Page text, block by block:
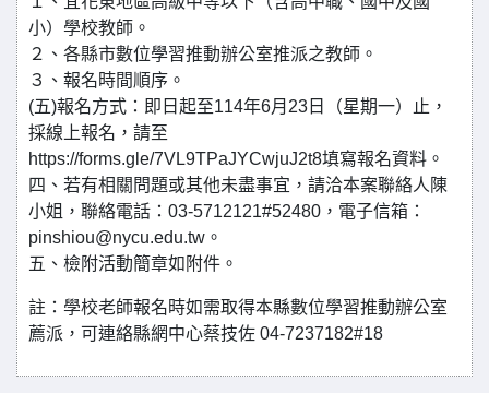
小）學校教師。
２、各縣市數位學習推動辦公室推派之教師。
３、報名時間順序。
(五)報名方式：即日起至114年6月23日（星期一）止，
採線上報名，請至
https://forms.gle/7VL9TPaJYCwjuJ2t8填寫報名資料。
四、若有相關問題或其他未盡事宜，請洽本案聯絡人陳
小姐，聯絡電話：03-5712121#52480，電子信箱：
pinshiou@nycu.edu.tw。
五、檢附活動簡章如附件。
註：學校老師報名時如需取得本縣數位學習推動辦公室
薦派，可連絡縣網中心蔡技佐 04-7237182#18